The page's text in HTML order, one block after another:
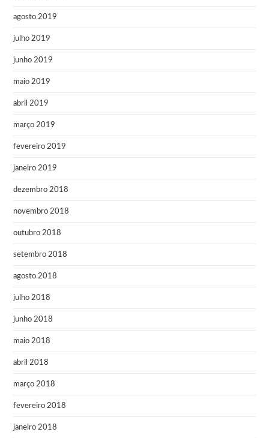
agosto 2019
julho 2019
junho 2019
maio 2019
abril 2019
março 2019
fevereiro 2019
janeiro 2019
dezembro 2018
novembro 2018
outubro 2018
setembro 2018
agosto 2018
julho 2018
junho 2018
maio 2018
abril 2018
março 2018
fevereiro 2018
janeiro 2018